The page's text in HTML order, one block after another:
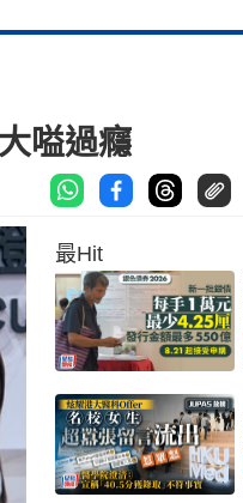
嗌過癮
最Hit